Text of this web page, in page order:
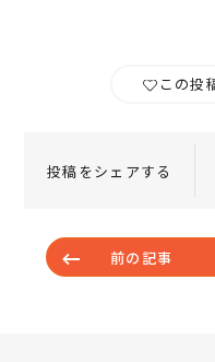
この投
投稿をシェアする
前の記事